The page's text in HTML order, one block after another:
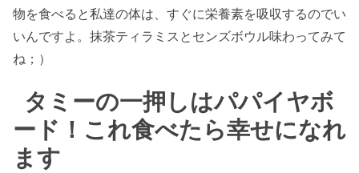
物を食べると私達の体は、すぐに栄養素を吸収するのでい
いんですよ。抹茶ティラミスとセンズボウル味わってみて
ね；）
タミーの一押しはパパイヤボ
ード！これ食べたら幸せになれ
ます